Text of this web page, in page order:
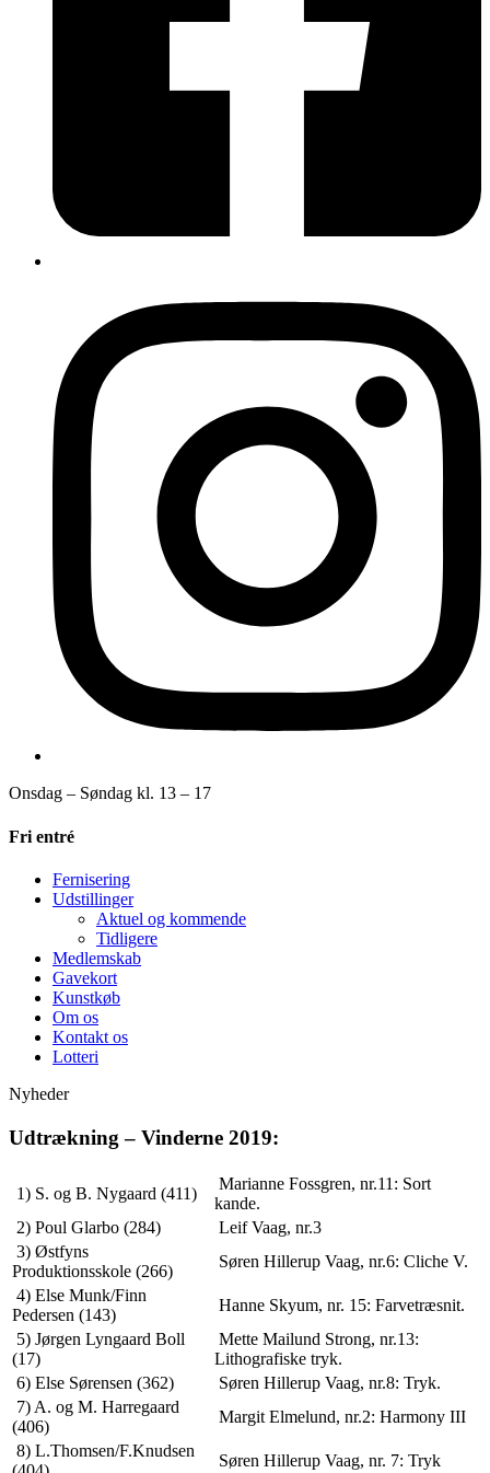
Onsdag – Søndag kl. 13 – 17
Fri entré
Fernisering
Udstillinger
Aktuel og kommende
Tidligere
Medlemskab
Gavekort
Kunstkøb
Om os
Kontakt os
Lotteri
Nyheder
Udtrækning – Vinderne 2019:
1) S. og B. Nygaard (411)
Marianne Fossgren, nr.11: Sort
kande.
2) Poul Glarbo (284)
Leif Vaag, nr.3
3) Østfyns
Produktionsskole (266)
Søren Hillerup Vaag, nr.6: Cliche V.
4) Else Munk/Finn
Pedersen (143)
Hanne Skyum, nr. 15: Farvetræsnit.
5) Jørgen Lyngaard Boll
(17)
Mette Mailund Strong, nr.13:
Lithografiske tryk.
6) Else Sørensen (362)
Søren Hillerup Vaag, nr.8: Tryk.
7) A. og M. Harregaard
(406)
Margit Elmelund, nr.2: Harmony III
8) L.Thomsen/F.Knudsen
Søren Hillerup Vaag, nr. 7: Tryk